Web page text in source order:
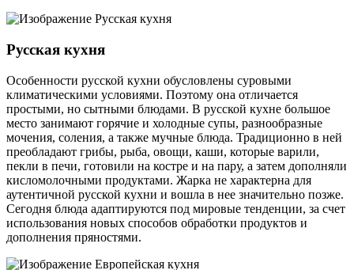
Русская кухня
Особенности русской кухни обусловлены суровыми
климатическими условиями. Поэтому она отличается
простыми, но сытными блюдами. В русской кухне большое
место занимают горячие и холодные супы, разнообразные
мочения, соления, а также мучные блюда. Традиционно в ней
преобладают грибы, рыба, овощи, каши, которые варили,
пекли в печи, готовили на костре и на пару, а затем дополняли
кисломолочными продуктами. Жарка не характерна для
аутентичной русской кухни и вошла в нее значительно позже.
Сегодня блюда адаптируются под мировые тенденции, за счет
использования новых способов обработки продуктов и
дополнения пряностями.